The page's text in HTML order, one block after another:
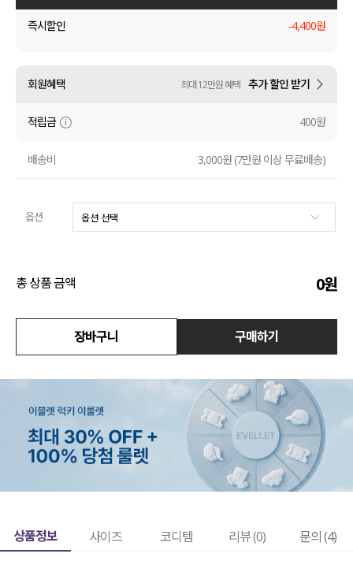
원피스
수영복
아우터
코디템
즉시할인 -4,400원
회원혜택 최대 12만원 혜택 추가 할인 받기
적립금 400원
배송비 3,000원 (7만원 이상 무료배송)
옵션
총 상품 금액 0원
장바구니 구매하기
상품정보 사이즈 코디템 리뷰 (0) 문의 (4)